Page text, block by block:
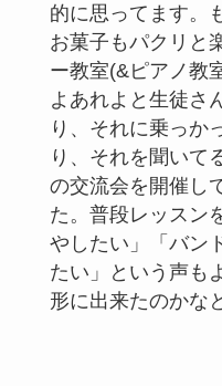
的に思ってます。
お菓子もパクリと
ー教室(&ピアノ教
よあれよと生徒さ
り、それに乗っか
り、それを聞いて
の交流会を開催し
た。普段レッスン
やしたい」「バン
たい」という声も
形に出来たのかな